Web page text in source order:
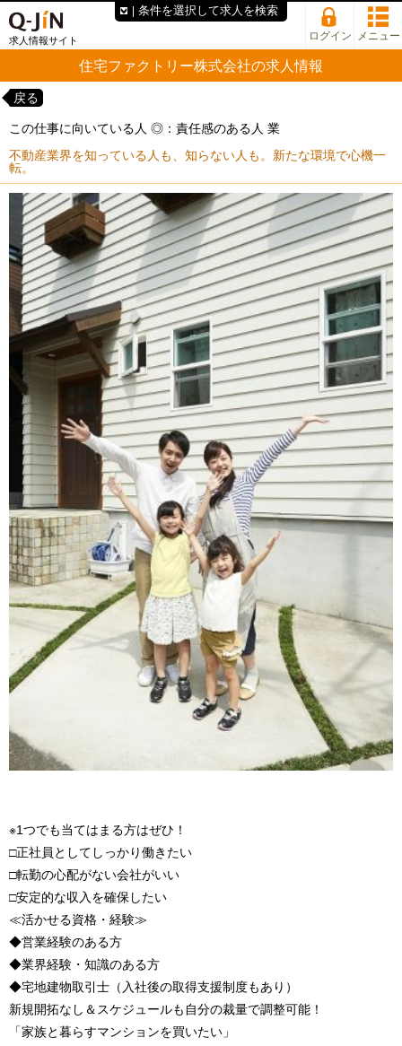
求人情報サイト ログイン メニュー
住宅ファクトリー株式会社の求人情報
戻る
この仕事に向いている人 ◎：責任感のある人 業
不動産業界を知っている人も、知らない人も。新たな環境で心機一
転。
※1つでも当てはまる方はぜひ！
□正社員としてしっかり働きたい
□転勤の心配がない会社がいい
□安定的な収入を確保したい
≪活かせる資格・経験≫
◆営業経験のある方
◆業界経験・知識のある方
◆宅地建物取引士（入社後の取得支援制度もあり）
新規開拓なし＆スケジュールも自分の裁量で調整可能！
「家族と暮らすマンションを買いたい」
条件を選択して求人を検索